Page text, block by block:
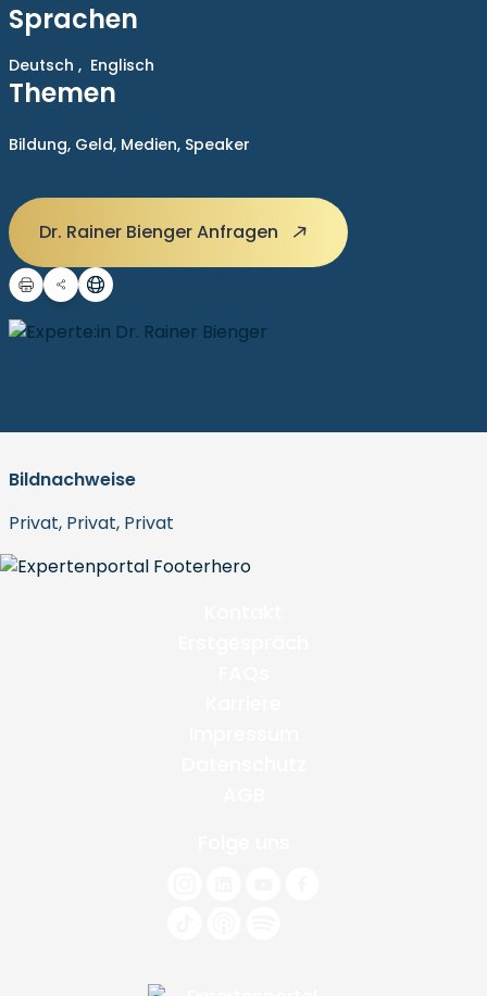
Sprachen
Deutsch , Englisch
Themen
Bildung, Geld, Medien, Speaker
Dr. Rainer Bienger Anfragen
Bildnachweise
Privat, Privat, Privat